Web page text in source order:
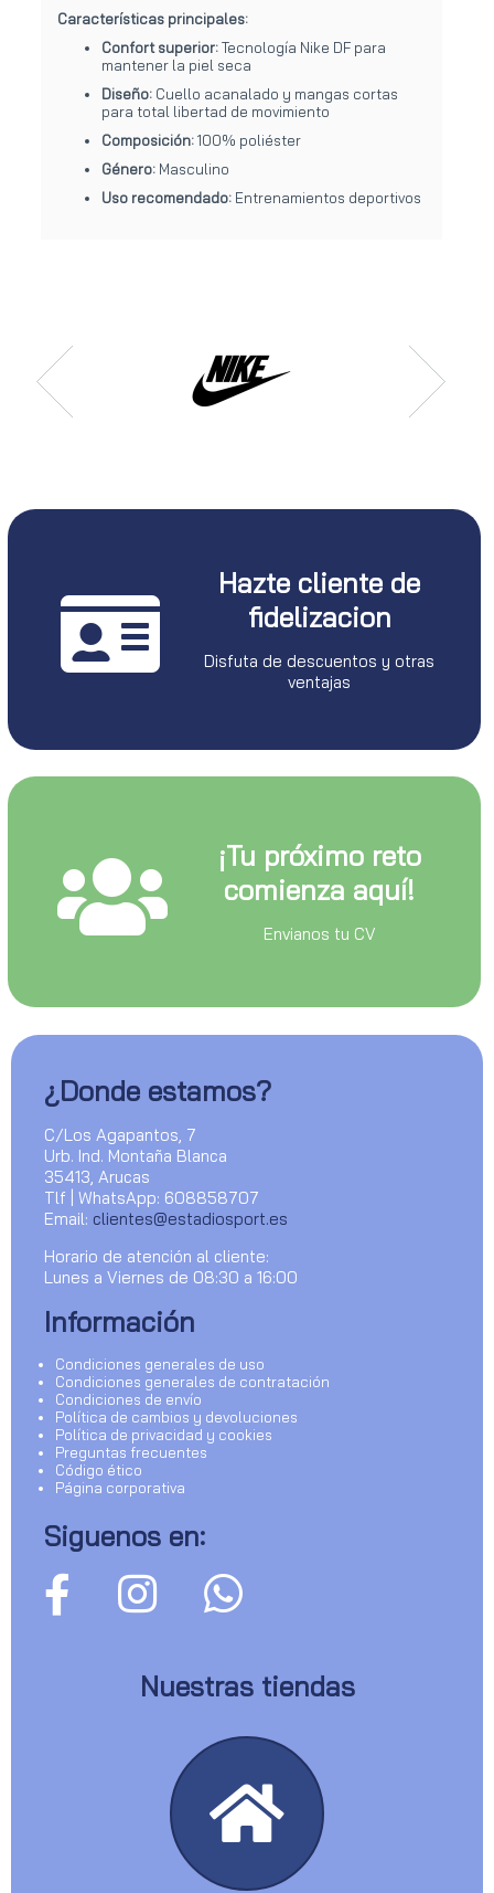
Características principales:
Confort superior:Tecnología Nike DF para
mantener la piel seca
Diseño: Cuello acanalado y mangas cortas
para total libertad de movimiento
Composición:100% poliéster
Género: Masculino
Uso recomendado: Entrenamientos deportivos
Hazte cliente de
fidelizacion
Disfuta de descuentos y otras
ventajas
¡Tu próximo reto
comienza aquí!
Envianos tu CV
¿Donde estamos?
C/Los Agapantos, 7
Urb. Ind. Montaña Blanca
35413, Arucas
Tlf | WhatsApp: 608858707
Email: clientes@estadiosport.es
Horario de atención al cliente:
Lunes a Viernes de 08:30 a 16:00
Información
Condiciones generales de uso
Condiciones generales de contratación
Condiciones de envío
Política de cambios y devoluciones
Política de privacidad y cookies
Preguntas frecuentes
Código ético
Página corporativa
Siguenos en:
Nuestras tiendas